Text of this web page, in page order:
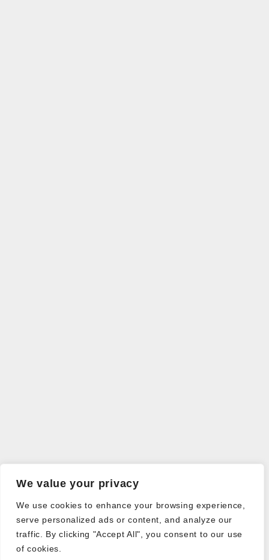
We value your privacy
We use cookies to enhance your browsing experience,
serve personalized ads or content, and analyze our
traffic. By clicking "Accept All", you consent to our use
of cookies.